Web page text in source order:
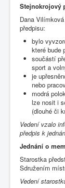
Stejnokrojový
Dana
předpisu:
bylo
které bude
součástí
sport a
je
nebo
modrá
lze nosit i
(dlouhé či
Vedení vzalo
předpis k
Jednání o
Starostka
Sdružením
Vedení